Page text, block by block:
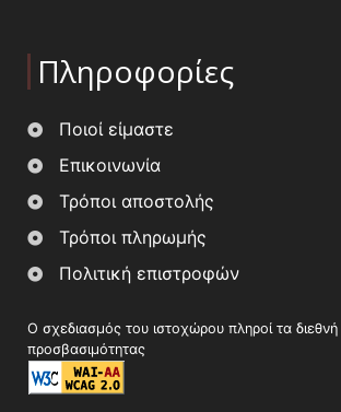
Πληροφορίες
Ποιοί είμαστε
Επικοινωνία
Τρόποι αποστολής
Τρόποι πληρωμής
Πολιτική επιστροφών
Ο σχεδιασμός του ιστοχώρου πληροί τα
προσβασιμότητας